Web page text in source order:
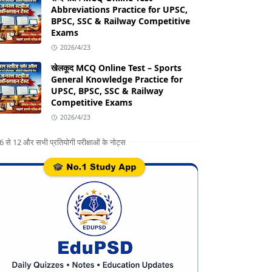
Abbreviations Practice for UPSC,
BPSC, SSC & Railway Competitive
Exams
2026/4/23
खेलकूद MCQ Online Test – Sports
General Knowledge Practice for
UPSC, BPSC, SSC & Railway
Competitive Exams
2026/4/23
6 से 12 और सभी प्रतियोगी परीक्षाओं के नोट्स